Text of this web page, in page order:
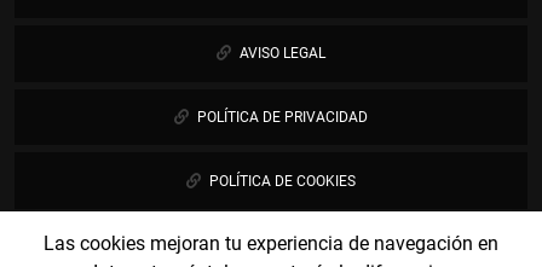
Las cookies mejoran tu experiencia de navegación en
AVISO LEGAL
POLÍTICA DE PRIVACIDAD
POLÍTICA DE COOKIES
PUBLICIDAD